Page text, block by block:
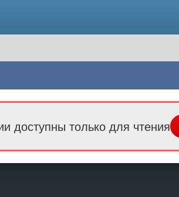
доступны только для чтения